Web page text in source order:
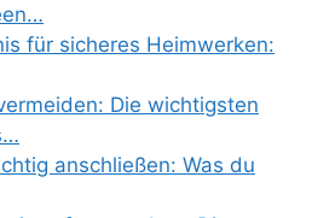
für sicheres Heimwerken:
Die wichtigsten
anschließen: Was du